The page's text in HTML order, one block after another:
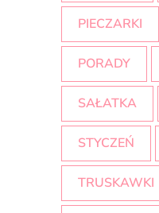
PIECZARKI
PORADY
SAŁATKA
STYCZEŃ
TRUSKAWKI